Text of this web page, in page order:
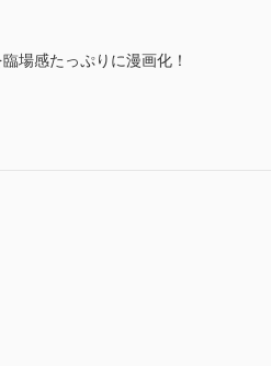
場感たっぷりに漫画化！